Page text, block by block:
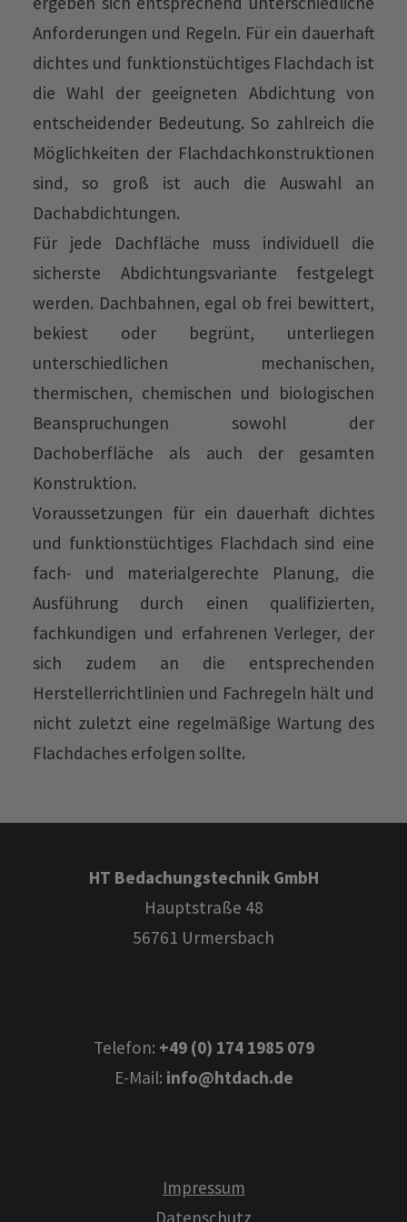
Anforderungen und Regeln. Für ein dauerhaft
dichtes und funktionstüchtiges Flachdach ist
die Wahl der geeigneten Abdichtung von
entscheidender Bedeutung. So zahlreich die
Möglichkeiten der Flachdachkonstruktionen
sind, so groß ist auch die Auswahl an
Dachabdichtungen.
Für jede Dachfläche muss individuell die
sicherste Abdichtungsvariante festgelegt
werden. Dachbahnen, egal ob frei bewittert,
bekiest oder begrünt, unterliegen
unterschiedlichen mechanischen,
thermischen, chemischen und biologischen
Beanspruchungen sowohl der
Dachoberfläche als auch der gesamten
Konstruktion.
Voraussetzungen für ein dauerhaft dichtes
und funktionstüchtiges Flachdach sind eine
fach- und materialgerechte Planung, die
Ausführung durch einen qualifizierten,
fachkundigen und erfahrenen Verleger, der
sich zudem an die entsprechenden
Herstellerrichtlinien und Fachregeln hält und
nicht zuletzt eine regelmäßige Wartung des
Flachdaches erfolgen sollte.
HT Bedachungstechnik GmbH
Hauptstraße 48
56761 Urmersbach
Telefon: +49 (0) 174 1985 079
E-Mail: info@htdach.de
Impressum
Datenschutz